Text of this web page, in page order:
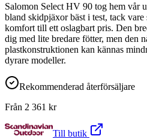
Salomon Select HV 90 tog hem vår
bland skidpjäxor bäst i test, tack
komfort till ett oslagbart pris. Den
dig med lite bredare fötter, men den
plastkonstruktionen kan kännas
dyrare modeller.
Rekommenderad återförsäljare
Från 2 361 kr
Till butik